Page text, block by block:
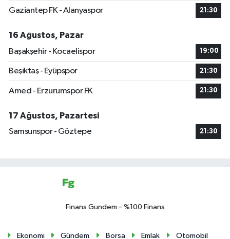
Gaziantep FK - Alanyaspor 21:30
16 Ağustos, Pazar
Başakşehir - Kocaelispor
19:00
Beşiktaş - Eyüpspor 21:30
Amed - Erzurumspor FK 21:30
17 Ağustos, Pazartesi
Samsunspor - Göztepe
21:30
Finans Gundem – %100 Finans
Ekonomi Gündem Borsa Emlak Otomobil